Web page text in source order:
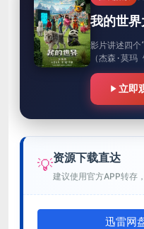
我的世
影片讲述四个
（杰森·莫
·布鲁克斯 饰
立即
💡资源下载直达
建议使用官方APP转存
迅雷网